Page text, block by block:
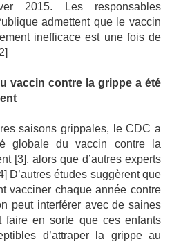
2015. Les responsables
admettent que le vaccin
inefficace est une fois de
vaccin contre la grippe a été
saisons grippales, le CDC a
globale du vaccin contre la
[3], alors que d’autres experts
D’autres études suggèrent que
vacciner chaque année contre
peut interférer avec de saines
faire en sorte que ces enfants
d’attraper la grippe au